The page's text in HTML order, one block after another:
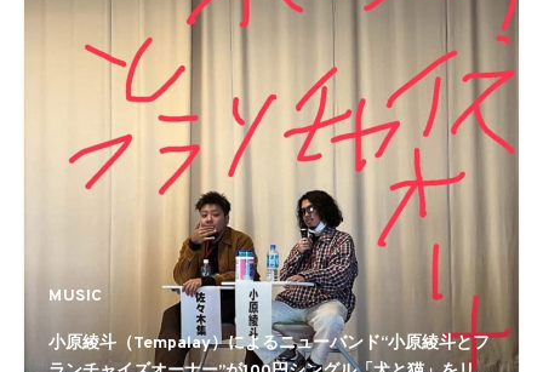
MUSIC
小原綾斗（Tempalay）によるニューバンド“小原綾斗とフ